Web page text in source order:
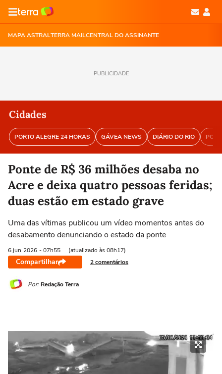
MAPA ASTRALTERRA MAILCENTRAL DO ASSINANTE
PUBLICIDADE
Cidades
PORTO ALEGRE 24 HORAS GÁVEA NEWS DIÁRIO DO RIO
Ponte de R$ 36 milhões desaba no
Acre e deixa quatro pessoas feridas;
duas estão em estado grave
Uma das vítimas publicou um vídeo momentos antes do
desabamento denunciando o estado da ponte
6 jun 2026 - 07h55 (atualizado às 08h17)
Compartilhar 2 comentários
Por: Redação Terra